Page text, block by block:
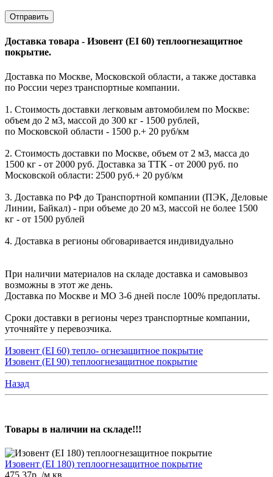
Доставка товара - Изовент (EI 60) теплоогнезащитное
покрытие.
Доставка по Москве, Московской области, а также доставка
по России через транспортные компании.
1. Стоимость доставки легковым автомобилем по Москве:
объем до 2 м3, массой до 300 кг - 1500 рублей,
по Московской области - 1500 р.+ 20 руб/км
2. Стоимость доставки по Москве, объем от 2 м3, масса до
1500 кг - от 2000 руб. Доставка за ТТК - от 2000 руб. по
Московской области: 2500 руб.+ 20 руб/км
3. Доставка по РФ до Транспортной компании (ПЭК, Деловые
Линии, Байкал) - при объеме до 20 м3, массой не более 1500
кг - от 1500 рублей
4. Доставка в регионы обговаривается индивидуально
При наличии материалов на складе доставка и самовывоз
возможны в этот же день.
Доставка по Москве и МО 3-6 дней после 100% предоплаты.
Сроки доставки в регионы через транспортные компании,
уточняйте у перевозчика.
Изовент (EI 60) тепло- огнезащитное покрытие
Изовент (EI 90) теплоогнезащитное покрытие
Назад
Товары в наличии на складе!!!
Изовент (EI 180) теплоогнезащитное покрытие